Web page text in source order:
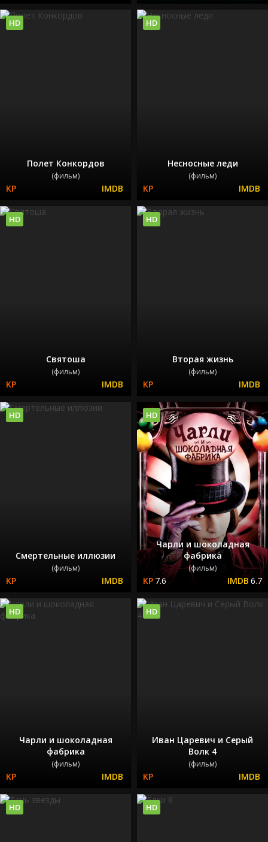
Полет Конкордов
(фильм)
HD
Несносные леди
(фильм)
HD
Святоша
(фильм)
HD
Вторая жизнь
(фильм)
HD
Смертельные иллюзии
(фильм)
HD
Чарли и шоколадная
фабрика
(фильм)
7.6 6.7
HD
Чарли и шоколадная
фабрика
(фильм)
HD
Иван Царевич и Серый
Волк 4
(фильм)
HD
HD HD